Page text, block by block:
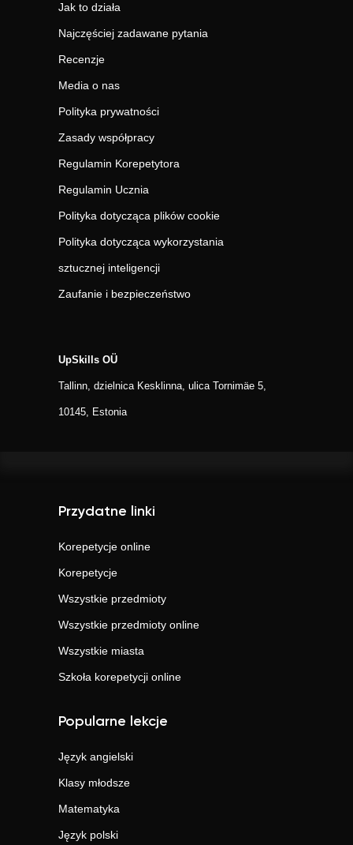
Jak to działa
Najczęściej zadawane pytania
Recenzje
Media o nas
Polityka prywatności
Zasady współpracy
Regulamin Korepetytora
Regulamin Ucznia
Polityka dotycząca plików cookie
Polityka dotycząca wykorzystania
sztucznej inteligencji
Zaufanie i bezpieczeństwo
UpSkills OÜ
Tallinn, dzielnica Kesklinna, ulica Tornimäe 5,
10145, Estonia
Przydatne linki
Korepetycje online
Korepetycje
Wszystkie przedmioty
Wszystkie przedmioty online
Wszystkie miasta
Szkoła korepetycji online
Popularne lekcje
Język angielski
Klasy młodsze
Matematyka
Język polski